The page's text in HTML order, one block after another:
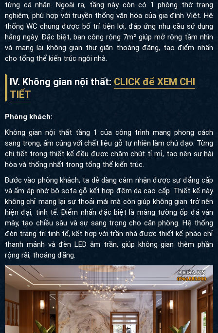
từng cá nhân. Ngoài ra, tầng này còn có 1 phòng thờ trang
nghiêm, phù hợp với truyền thống văn hóa của gia đình Việt. Hệ
thống WC chung được bố trí tiện lợi, đáp ứng nhu cầu sử dụng
hằng ngày. Đặc biệt, ban công rộng 7m² giúp mở rộng tầm nhìn
và mang lại không gian thư giãn thoáng đãng, tạo điểm nhấn
cho tổng thể kiến trúc ngôi nhà.
IV. Không gian nội thất: CLICK để XEM CHI
TIẾT
Phòng khách:
Không gian nội thất tầng 1 của công trình mang phong cách
sang trọng, ấm cúng với chất liệu gỗ tự nhiên làm chủ đạo. Từng
chi tiết trong thiết kế đều được chăm chút tỉ mỉ, tạo nên sự hài
hòa và thống nhất trong tổng thể kiến trúc.
Bước vào phòng khách, ta dễ dàng cảm nhận được sự đẳng cấp
và ấm áp nhờ bộ sofa gỗ kết hợp đệm da cao cấp. Thiết kế này
không chỉ mang lại sự thoải mái mà còn giúp không gian trở nên
hiện đại, tinh tế. Điểm nhấn đặc biệt là mảng tường ốp đá vân
mây, tạo chiều sâu và sự sang trọng cho căn phòng. Hệ thống
đèn trang trí tinh tế, kết hợp với trần nhà được thiết kế phào chỉ
thanh mảnh và đèn LED âm trần, giúp không gian thêm phần
rộng rãi, thoáng đãng.